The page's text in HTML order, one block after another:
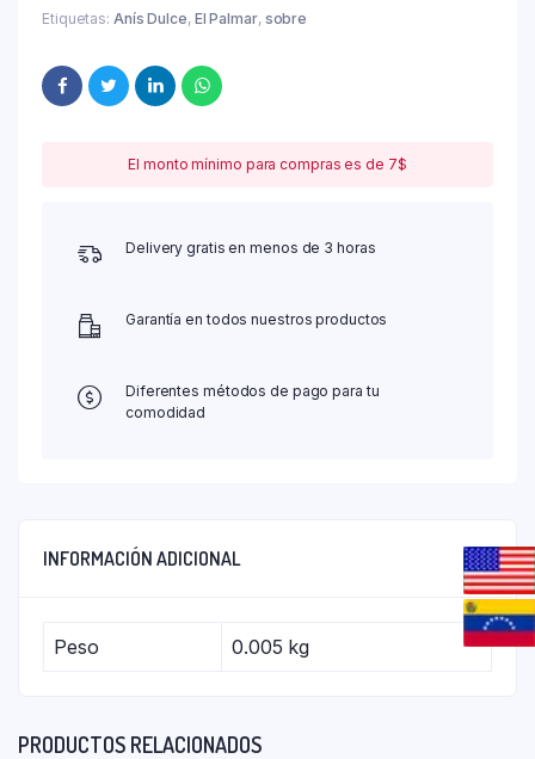
Etiquetas: Anís Dulce, El Palmar, sobre
El monto mínimo para compras es de 7$
Delivery gratis en menos de 3 horas
Garantía en todos nuestros productos
Diferentes métodos de pago para tu
comodidad
INFORMACIÓN ADICIONAL
Peso 0.005 kg
PRODUCTOS RELACIONADOS